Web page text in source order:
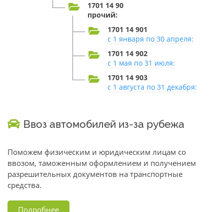
1701 14 90
прочий:
1701 14 901
с 1 января по 30 апреля:
1701 14 902
с 1 мая по 31 июля:
1701 14 903
с 1 августа по 31 декабря:
Ввоз автомобилей из-за рубежа
Поможем физическим и юридическим лицам со
ввозом, таможенным оформлением и получением
разрешительных документов на транспортные
средства.
Подробнее